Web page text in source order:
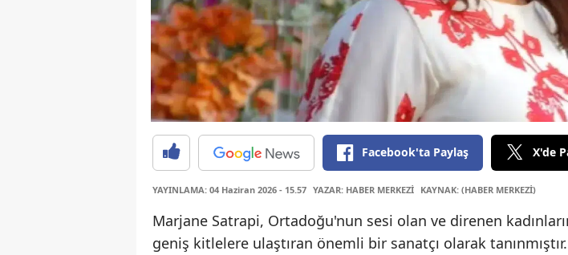
Facebook'ta Paylaş X'de
YAYINLAMA: 04 Haziran 2026 - 15.57 YAZAR: HABER MERKEZİ KAYNAK: (HABER MERKEZİ)
Marjane Satrapi, Ortadoğu'nun sesi olan ve direnen
geniş kitlelere ulaştıran önemli bir sanatçı olarak